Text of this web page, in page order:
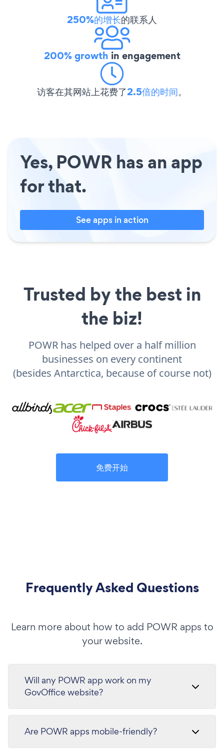
250%的增长的联系人
200% growth in engagement
访客在其网站上花费了2.5倍的时间。
Yes, POWR has an app
for that.
See apps in action
Trusted by the best in
the biz!
POWR has helped over a half million
businesses on every continent
(besides Antarctica, because of course not)
免费开始
Frequently Asked Questions
Learn more about how to add POWR apps to
your website.
Will any POWR app work on my
GovOffice website?
Are POWR apps mobile-friendly?